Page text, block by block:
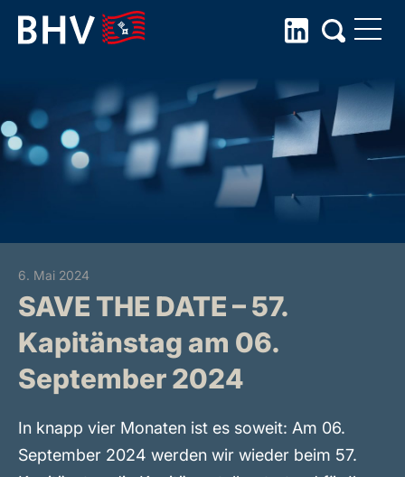
the
content
6. Mai 2024
SAVE THE DATE – 57.
Kapitänstag am 06.
September 2024
In knapp vier Monaten ist es soweit: Am 06.
September 2024 werden wir wieder beim 57.